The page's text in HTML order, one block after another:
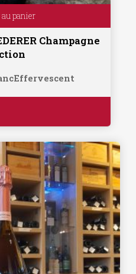
panier
Champagne
Effervescent